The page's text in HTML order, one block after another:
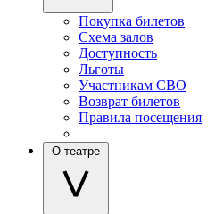
Покупка билетов
Схема залов
Доступность
Льготы
Участникам СВО
Возврат билетов
Правила посещения
О театре